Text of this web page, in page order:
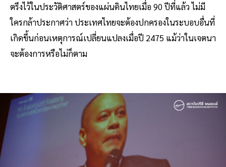
ตรึงไว้ในประวัติศาสตร์ของแผ่นดินไทยเมื่อ 90 ปีที่แล้ว ไม่มี
ใครกล้าประกาศว่า ประเทศไทยจะต้องปกครองในระบอบอื่นที่
เกิดขึ้นก่อนเหตุการณ์เปลี่ยนแปลงเมื่อปี 2475 แม้ว่าในเจตนา
จะต้องการหรือไม่ก็ตาม